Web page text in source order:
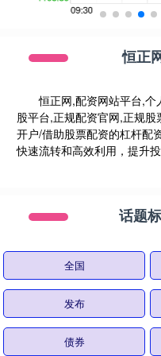
恒正
恒正网,配资网站平台,
股平台,正规配资官网,正规
开户/借助股票配资的杠杆配
快速流转和高效利用，提升投
话题
全国
发布
债券